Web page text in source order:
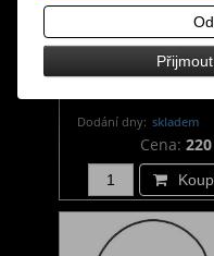
Vonná svíčka
Dark - Run Away
Dodání dny: skladem
Cena: